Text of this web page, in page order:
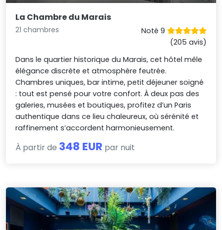
La Chambre du Marais
21 chambres
Noté 9
(205 avis)
Dans le quartier historique du Marais, cet hôtel mêle
élégance discrète et atmosphère feutrée.
Chambres uniques, bar intime, petit déjeuner soigné
: tout est pensé pour votre confort. À deux pas des
galeries, musées et boutiques, profitez d’un Paris
authentique dans ce lieu chaleureux, où sérénité et
raffinement s’accordent harmonieusement.
À partir de 348 EUR par nuit